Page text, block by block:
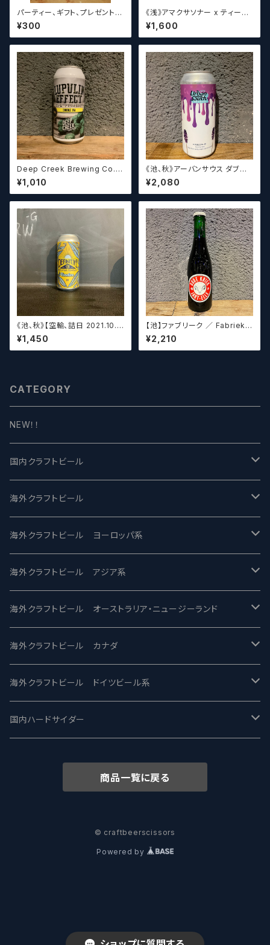
パーティー、ギフト、プレゼント、
お中元、お歳暮、結婚祝い等の
贈り物やお祝いに！
¥300
《浅》アマクサソナー x ティーン
エイジ x ウィッチクラフト / Am
akusa sonar x Teenage Br
ewing ×WITCH CRAFT Tee
ズ】
¥1,600
Deep Creek Brewing Co. L
upulin Effect ディープクリ
ーク ルプリン エフェクト
¥1,010
《池、秋》アーバンサウス ダブル
スピルド ロックザボート / Urba
n South HTX Double Spille
d: Rock the Boat【クラフトビ
¥2,080
《池、秋》【空輸、詰日 2021.10.2
6】ディフィニティブ エルスウェア
/ Definitive Elsewhere
¥1,450
【池】ファブリーク ／ Fabriek
Oude Kriek Jart - Elle 37
5ml
¥2,210
CATEGORY
NEW！！
国内クラフトビール
UCHU BREWING -うちゅうブルーイング
バテレ -VERTERE
2nd Story Ale Works -セカンドストーリー
ビアへるん - Beer Hearn
忽布古丹醸造 - HOP KOTAN
ワイマーケットブルーイング Y.Market Brewing
志賀高原ビール - SIGAKOGEN
箕面ビール - MINOH BEER
サンクトガーレン - Sankt Gallen
大山Gビール -Daisen G Beer
海外クラフトビール
Modern Times モダンタイムズ
Maui マウイ
Toppling Goliath トップリンゴライアス
Fair State フェアステイト
Lagunitas ラグニタス
FirestoneWalker ファイアストーン
Mikkeller ミッケラー
Hop Nation ホップネーション
Burley -バーリーオーク
海外クラフトビール ヨーロッパ系
UnBarred -アンバード
SAIREN /サイレン
ワイルドチャイルド - Wilde Child
BrewDog Brewery - ブリュードッグ
The Flying Inn / ザ フライイング イン
Lambiek Fabriek - ファブリーク
Sandford Orchards - オーチャード
海外クラフトビール アジア系
gweilo-鬼佬 グウァイロ
Heart Of Darkness - ハートオブダークネス
Carbon brews -カーボン
TAIHU - タイフー
Behemoth - ベヒーモス
海外クラフトビール オーストラリア・ニュージーランド
ROCKY RIDGE - ロッキーリッジ
BODRIGGY BREWING ボッドリッジー
CO-CONSPIRATORS コ・コンスピレーターズ
Deep Creek Brewing Co.
8 Wired エイトワイアード
Dainton デイントン
海外クラフトビール カナダ
Jackie O's ジャッキーオーズ
Westbrook ウェストブルック
Strathcona ストラスコナ
ODIN BREWING オディン
LTM レ トロワ ムスクテール
海外クラフトビール ドイツビール系
Karmeliten カーメリテン
Früh フリュー
国内ハードサイダー
商品一覧に戻る
© craftbeerscissors
Powered by